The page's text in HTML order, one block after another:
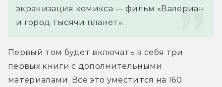
экранизация комикса — фильм «Валериан
и город тысячи планет».
Первый том будет включать в себя три
первых книги с дополнительными
материалами. Всё это уместится на 160